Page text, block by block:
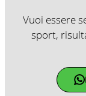
Vuoi essere
sport,